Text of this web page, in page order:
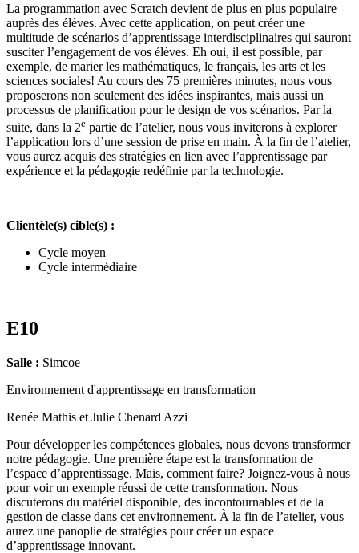
La programmation avec Scratch devient de plus en plus populaire
auprès des élèves. Avec cette application, on peut créer une
multitude de scénarios d’apprentissage interdisciplinaires qui sauront
susciter l’engagement de vos élèves. Eh oui, il est possible, par
exemple, de marier les mathématiques, le français, les arts et les
sciences sociales! Au cours des 75 premières minutes, nous vous
proposerons non seulement des idées inspirantes, mais aussi un
processus de planification pour le design de vos scénarios. Par la
suite, dans la 2e partie de l’atelier, nous vous inviterons à explorer
l’application lors d’une session de prise en main. À la fin de l’atelier,
vous aurez acquis des stratégies en lien avec l’apprentissage par
expérience et la pédagogie redéfinie par la technologie.
Clientèle(s) cible(s) :
Cycle moyen
Cycle intermédiaire
E10
Salle : Simcoe
Environnement d'apprentissage en transformation
Renée Mathis et Julie Chenard Azzi
Pour développer les compétences globales, nous devons transformer
notre pédagogie. Une première étape est la transformation de
l’espace d’apprentissage. Mais, comment faire? Joignez-vous à nous
pour voir un exemple réussi de cette transformation. Nous
discuterons du matériel disponible, des incontournables et de la
gestion de classe dans cet environnement. À la fin de l’atelier, vous
aurez une panoplie de stratégies pour créer un espace
d’apprentissage innovant.